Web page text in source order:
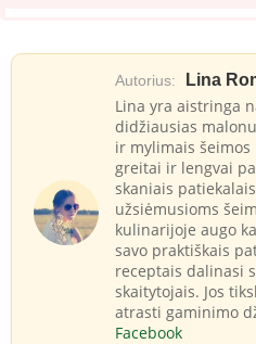
Autorius: Lina
Lina yra aistringa
didžiausias
ir mylimais šeimos
greitai ir lengvai
skaniais
užsiėmusioms
kulinarijoje augo
savo praktiškais
receptais dalinasi
skaitytojais. Jos
atrasti gaminimo
Facebook